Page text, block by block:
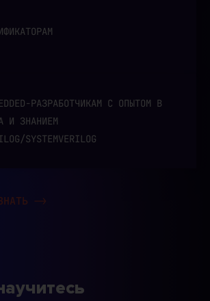
РАЗРАБОТЧИКАМ С ОПЫТОМ В
И ЗНАНИЕМ
SYSTEMVERILOG
⟶